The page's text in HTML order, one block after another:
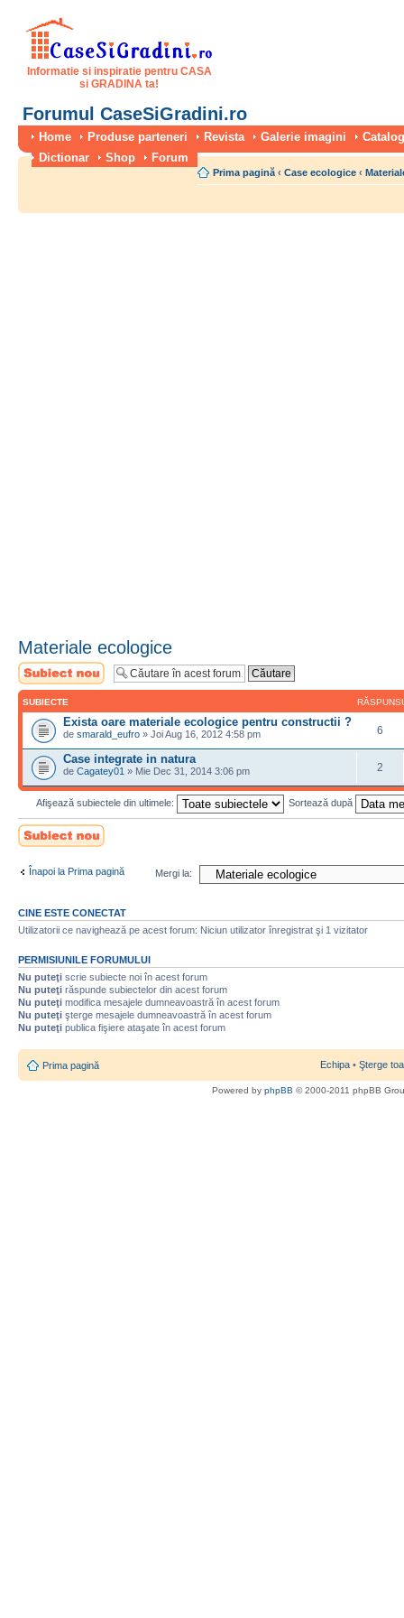
Informatie si inspiratie pentru CASA
si GRADINA ta!
Forumul CaseSiGradini.ro
Home Produse parteneri Revista Galerie imagini
Dictionar
Shop Forum
Prima pagină ‹ Case ecologice ‹
Materiale ecologice
Scrie un subiect
nou
SUBIECTE
Exista oare materiale ecologice pentru constructii ?
de smarald_eufro » Joi Aug 16, 2012 4:58 pm 6
Case integrate in natura
de Cagatey01 » Mie Dec 31, 2014 3:06 pm 2
Afişează subiectele din ultimele: Sortează după
Scrie un subiect
nou
Înapoi la Prima pagină Mergi la:
CINE ESTE CONECTAT
Utilizatorii ce navighează pe acest forum: Niciun utilizator înregistrat şi 1 vizitator
PERMISIUNILE FORUMULUI
Nu puteţi scrie subiecte noi în acest forum
Nu puteţi răspunde subiectelor din acest forum
Nu puteţi modifica mesajele dumneavoastră în acest forum
Nu puteţi şterge mesajele dumneavoastră în acest forum
Nu puteţi publica fişiere ataşate în acest forum
Prima pagină Echipa • Şterge
Powered by phpBB © 2000-2011 phpBB